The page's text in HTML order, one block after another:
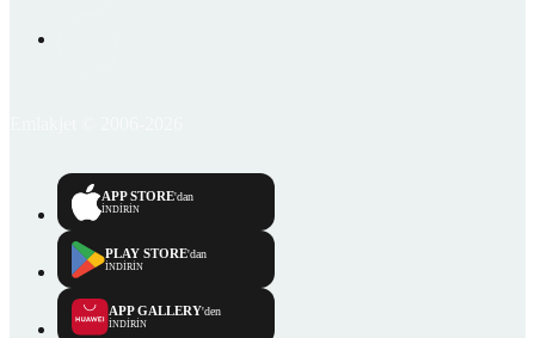
APP STORE'dan
İNDİRİN
PLAY STORE'dan
İNDİRİN
APP GALLERY'den
İNDİRİN